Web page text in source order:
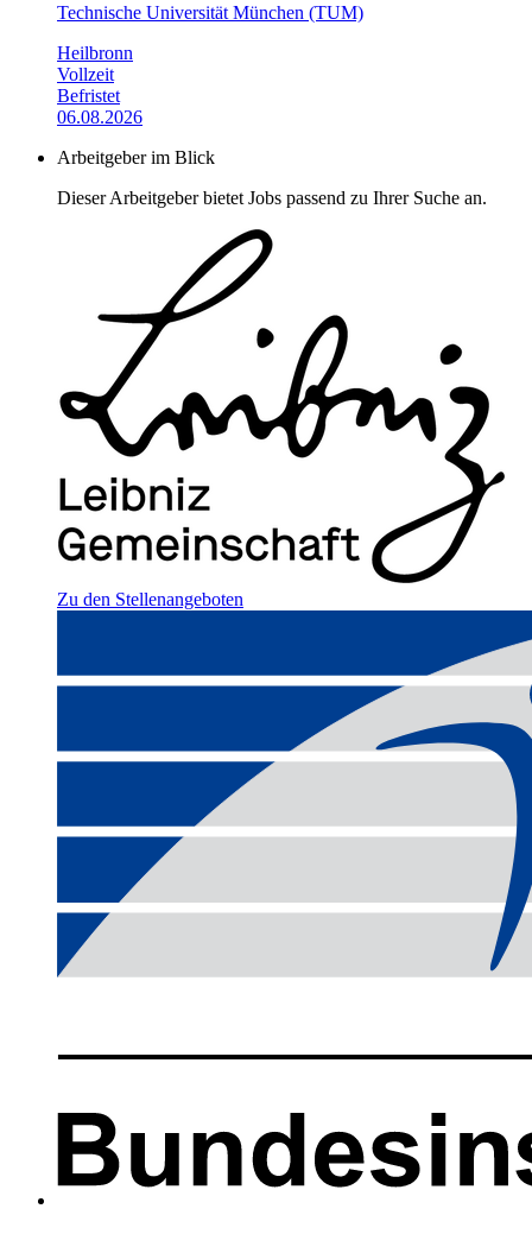
Technische Universität München (TUM)
Heilbronn
Vollzeit
Befristet
06.08.2026
Arbeitgeber im Blick
Dieser Arbeitgeber bietet Jobs passend zu Ihrer Suche an.
Zu den Stellenangeboten